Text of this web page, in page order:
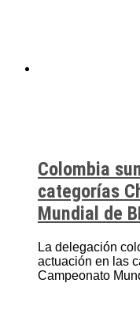
Colombia
categorías
Mundial de
La delegación
actuación en las
Campeonato